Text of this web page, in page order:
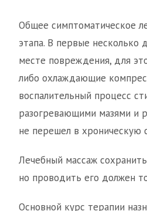
Общее симптоматическое
этапа. В первые несколько
месте повреждения, для
либо охлаждающие
воспалительный процесс
разогревающими мазями и
не перешел в хроническую
Лечебный массаж
но проводить его должен
Основной курс терапии